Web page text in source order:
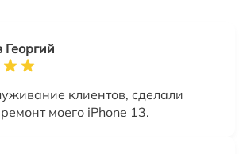
Георгий
клиентов, сделали
моего iPhone 13.